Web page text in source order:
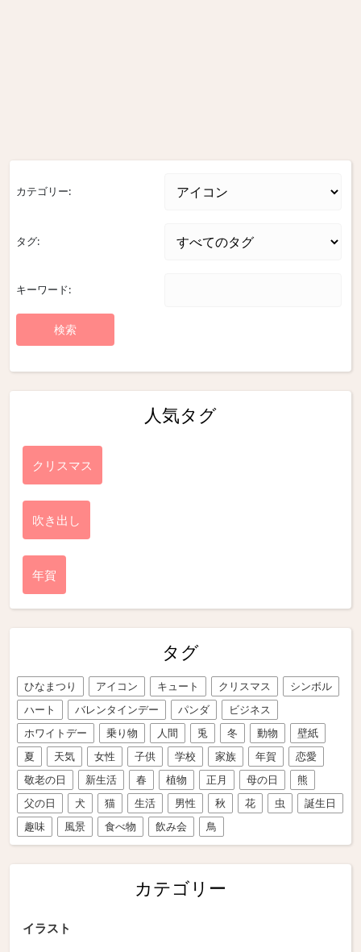
カテゴリー:
タグ:
キーワード:
人気タグ
クリスマス
吹き出し
年賀
タグ
ひなまつり アイコン キュート クリスマス
シンボル
ハート
バレンタインデー パンダ
ビジネス
ホワイトデー
乗り物 人間 兎 冬 動物
壁紙
夏
天気 女性 子供 学校 家族 年賀
恋愛
敬老の日
新生活 春 植物 正月 母の日
熊
父の日
犬 猫 生活 男性 秋 花 虫
誕生日
趣味
風景 食べ物 飲み会 鳥
カテゴリー
イラスト